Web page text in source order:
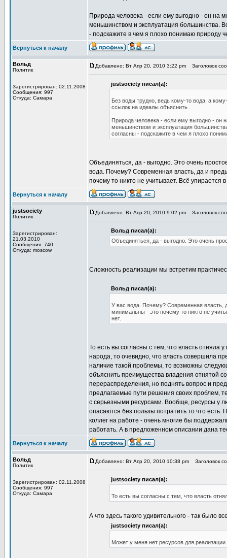
Природа человека - если ему выгодно - он на
меньшинством и эксплуатация большинства.
- подскажите в чем я плохо понимаю природу
Вернуться к началу
Вольд
Политик
Зарегистрирован: 02.11.2008
Сообщения: 997
Откуда: Самара
Добавлено: Вт Апр 20, 2010 3:22 pm Заголовок
justsociety писал(а):
Без воды трудно, ведь кому-то вода, а
ссылок на идеалы объяснить .
Природа человека - если ему выгодно - он
меньшинством и эксплуатация
согласны - подскажите в чем я плохо
Объединяться, да - выгодно. Это очень
вода. Почему? Современная власть, да и
почему то никто не учитывает. Всё упирается
Вернуться к началу
justsociety
Политик
Зарегистрирован:
21.03.2010
Сообщения: 740
Откуда: moscow
Добавлено: Вт Апр 20, 2010 9:02 pm Заголовок
Вольд писал(а):
Объединяться, да - выгодно. Это очень
Сложность реализации мы встретим
Вольд писал(а):
У вас вода. Почему? Современная власть,
минимальны - это почему то никто не
нет.
То есть вы согласны с тем, что власть отняла
народа, то очевидно, что власть совершила
наличие такой проблемы, то возможны
объяснить преимущества владения отнятой
перераспределения, но поднять вопрос и
предлагаемые пути решения своих проблем,
с серьезными ресурсами. Вообще, ресурсы у
опасаются без пользы потратить то что
коллег на работе - очень многие бы
работать. А в предложенном описании дана
Вернуться к началу
Вольд
Политик
Зарегистрирован: 02.11.2008
Сообщения: 997
Откуда: Самара
Добавлено: Вт Апр 20, 2010 10:38 pm Заголовок
justsociety писал(а):
То есть вы согласны с тем, что власть
А что здесь такого удивительного - так было
justsociety писал(а):
Может у меня нет ресурсов для